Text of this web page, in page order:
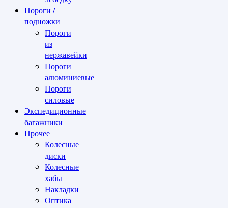
Пороги /
подножки
Пороги
из
нержавейки
Пороги
алюминиевые
Пороги
силовые
Экспедиционные
багажники
Прочее
Колесные
диски
Колесные
хабы
Накладки
Оптика